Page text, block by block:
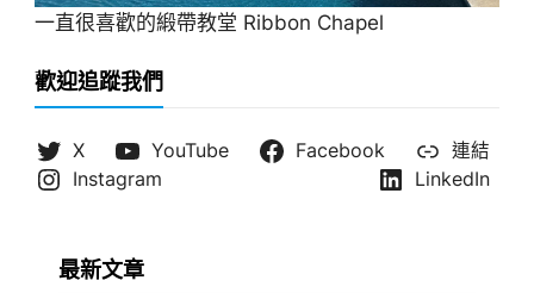
一直很喜歡的緞帶教堂 Ribbon Chapel
歡迎追蹤我們
X YouTube Facebook
連結
Instagram
LinkedIn
最新文章